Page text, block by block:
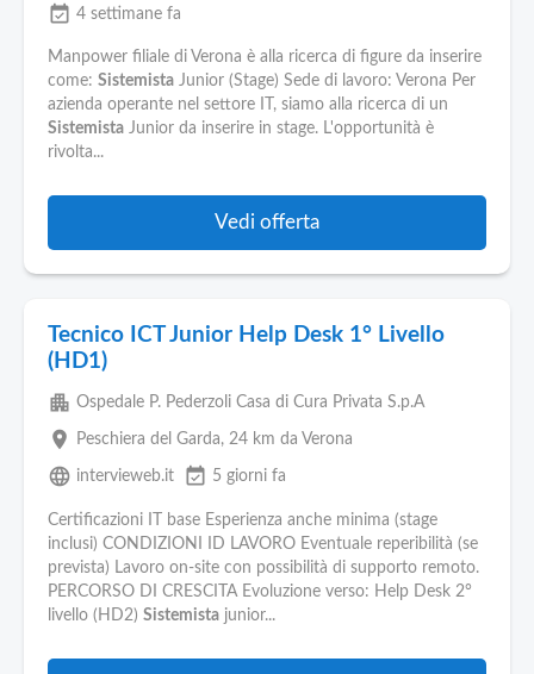
event_available 4 settimane fa
Manpower filiale di Verona è alla ricerca di figure da inserire
come: Sistemista Junior (Stage) Sede di lavoro: Verona Per
azienda operante nel settore IT, siamo alla ricerca di un
Sistemista Junior da inserire in stage. L'opportunità è
rivolta...
Vedi offerta
Tecnico ICT Junior Help Desk 1° Livello
(HD1)
apartment Ospedale P. Pederzoli Casa di Cura Privata S.p.A
place Peschiera del Garda, 24 km da Verona
language intervieweb.it event_available 5 giorni fa
Certificazioni IT base Esperienza anche minima (stage
inclusi) CONDIZIONI ID LAVORO Eventuale reperibilità (se
prevista) Lavoro on-site con possibilità di supporto remoto.
PERCORSO DI CRESCITA Evoluzione verso: Help Desk 2°
livello (HD2) Sistemista junior...